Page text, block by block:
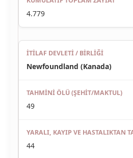
4.779
Newfoundland (Kanada)
49
44